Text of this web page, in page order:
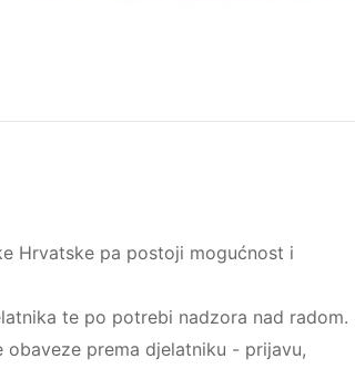
Hrvatske pa postoji mogućnost i
te po potrebi nadzora nad radom.
prema djelatniku - prijavu,